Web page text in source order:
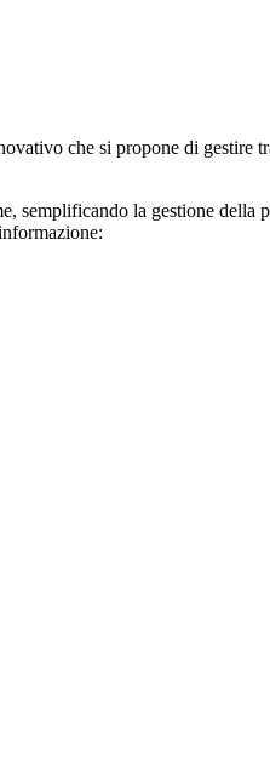
che si propone di gestire
semplificando la gestione